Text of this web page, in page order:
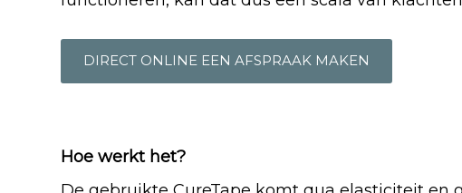
DIRECT ONLINE EEN AFSPRAAK MAKEN
Hoe werkt het?